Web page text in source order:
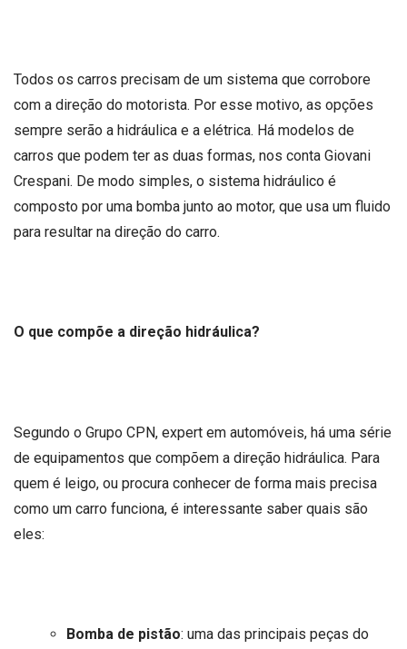
Todos os carros precisam de um sistema que corrobore
com a direção do motorista. Por esse motivo, as opções
sempre serão a hidráulica e a elétrica. Há modelos de
carros que podem ter as duas formas, nos conta Giovani
Crespani. De modo simples, o sistema hidráulico é
composto por uma bomba junto ao motor, que usa um fluido
para resultar na direção do carro.
O que compõe a direção hidráulica?
Segundo o Grupo CPN, expert em automóveis, há uma série
de equipamentos que compõem a direção hidráulica. Para
quem é leigo, ou procura conhecer de forma mais precisa
como um carro funciona, é interessante saber quais são
eles:
Bomba de pistão: uma das principais peças do